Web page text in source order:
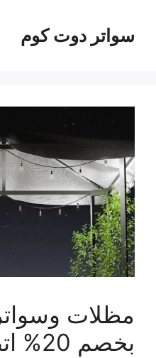
المحتوىسواتر دوت كوم
مظلات
بخصم 20% اتصل الان